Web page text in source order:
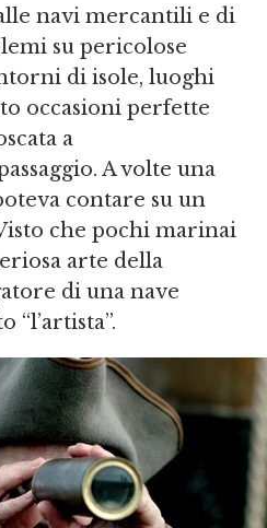
navi mercantili e di
su pericolose
di isole, luoghi
occasioni perfette
a
A volte una
contare su un
che pochi marinai
arte della
di una nave
“l’artista”.